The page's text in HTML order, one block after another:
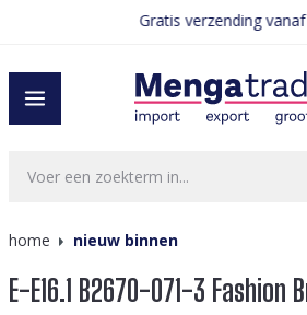
Gratis verzending
home nieuw binnen
E-E16.1 B2670-071-3